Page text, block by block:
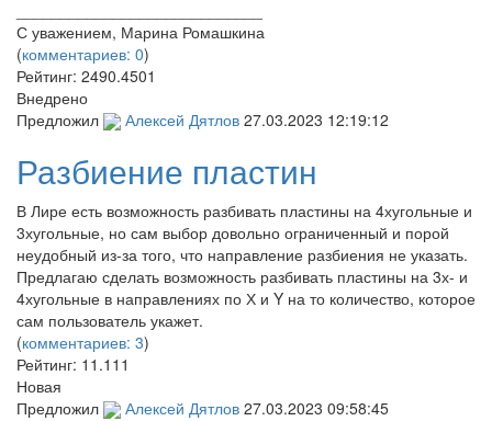
С уважением, Марина Ромашкина
(комментариев: 0)
Рейтинг: 2490.4501
Внедрено
Предложил
Алексей Дятлов 27.03.2023 12:19:12
Разбиение пластин
В Лире есть возможность разбивать пластины на 4хугольные и
3хугольные, но сам выбор довольно ограниченный и порой
неудобный из-за того, что направление разбиения не указать.
Предлагаю сделать возможность разбивать пластины на 3х- и
4хугольные в направлениях по Х и Y на то количество, которое
сам пользователь укажет.
(комментариев: 3)
Рейтинг: 11.111
Новая
Предложил
Алексей Дятлов 27.03.2023 09:58:45